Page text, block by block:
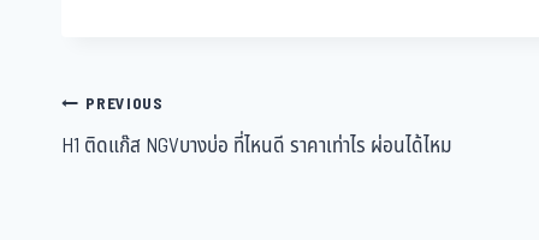
PREVIOUS
H1 ติดแก๊ส NGVบางบ่อ ที่ไหนดี ราคาเท่าไร ผ่อนได้ไหม